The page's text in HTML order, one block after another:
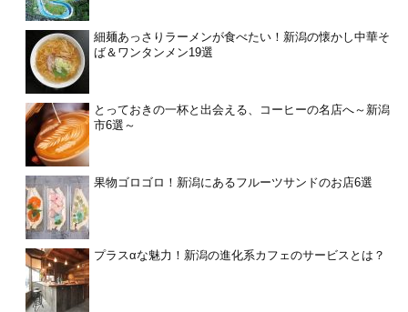
細麺あっさりラーメンが食べたい！新潟の懐かし中華そ
ば＆ワンタンメン19選
とっておきの一杯と出会える、コーヒーの名店へ～新潟
市6選～
果物ゴロゴロ！新潟にあるフルーツサンドのお店6選
プラスαな魅力！新潟の進化系カフェのサービスとは？